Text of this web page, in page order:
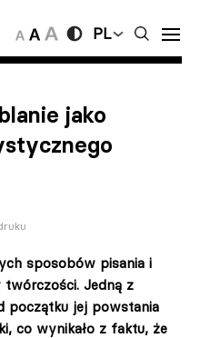
PL
jako
sposobów pisania i
Jedną z
początku jej powstania
co wynikało z faktu, że